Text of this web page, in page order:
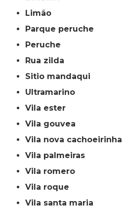
limão
parque peruche
peruche
rua zilda
sitio mandaqui
ultramarino
vila ester
vila gouvea
vila nova cachoeirinha
vila palmeiras
vila romero
vila roque
vila santa maria